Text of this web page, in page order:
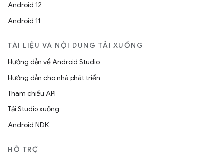
Android 12
Android 11
TÀI LIỆU VÀ NỘI DUNG TẢI XUỐNG
Hướng dẫn về Android Studio
Hướng dẫn cho nhà phát triển
Tham chiếu API
Tải Studio xuống
Android NDK
HỖ TRỢ